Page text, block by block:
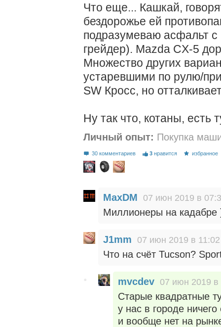
Что еще... Кашкай,
бездорожье ей
подразумеваю асфальт
грейдер). Mazda CX-5
Множество других
устаревшими по рулю/
SW Кросс, но
Ну так что, котаны, есть
Личный опыт: Покупка
30 комментариев 3 нравится избранное
MaxDM 07 июн 2019 в
Миллионеры на кадабре
J1mm 07 июн 2019 в 11:02
Что на счёт Tucson?
mvcdev 07 июн 2019 в
Старые квадратные
у нас в городе
и вообще нет на